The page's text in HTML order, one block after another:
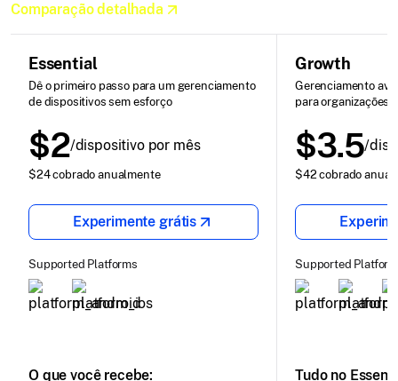
Comparação detalhada
Essential
Dê o primeiro passo para um gerenciamento
de dispositivos sem esforço
$2/dispositivo por mês
$24 cobrado anualmente
Experimente grátis
Supported Platforms
O que você recebe:
Growth
Gerenciamento
para organizações
$3.5/
$42 cobrado
Supported
Tudo no